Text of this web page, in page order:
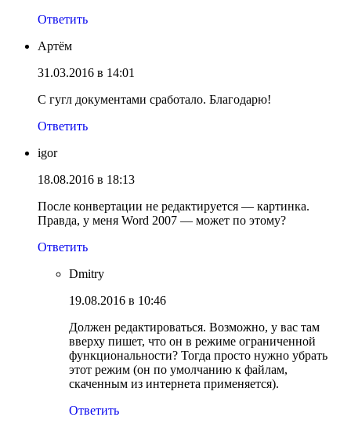
Ответить
Артём
31.03.2016 в 14:01
С гугл документами сработало. Благодарю!
Ответить
igor
18.08.2016 в 18:13
После конвертации не редактируется — картинка.
Правда, у меня Word 2007 — может по этому?
Ответить
Dmitry
19.08.2016 в 10:46
Должен редактироваться. Возможно, у вас там
вверху пишет, что он в режиме ограниченной
функциональности? Тогда просто нужно убрать
этот режим (он по умолчанию к файлам,
скаченным из интернета применяется).
Ответить